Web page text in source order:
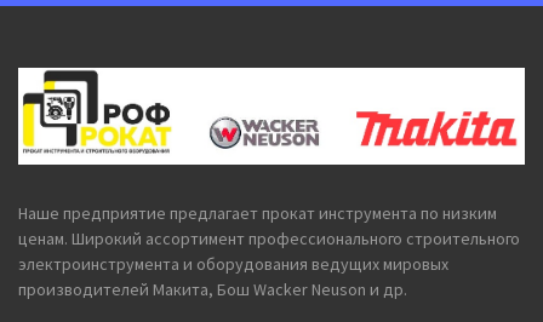
Наше предприятие предлагает прокат инструмента по низким
ценам. Широкий ассортимент профессионального строительного
электроинструмента и оборудования ведущих мировых
производителей Макита, Бош Wacker Neuson и др.